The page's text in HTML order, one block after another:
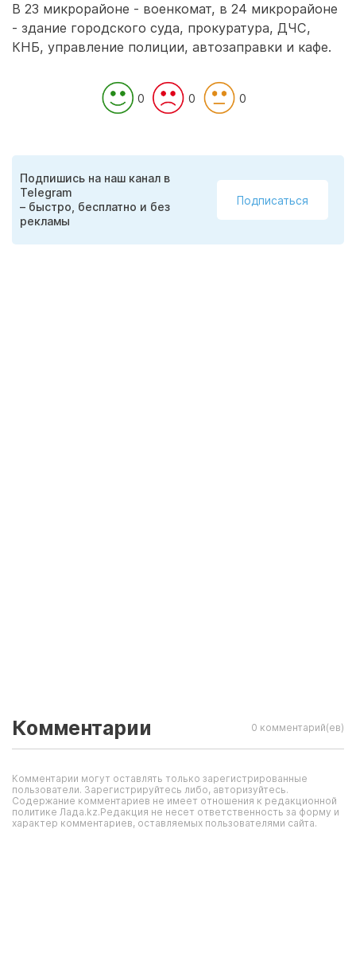
В 23 микрорайоне - военкомат, в 24 микрорайоне
- здание городского суда, прокуратура, ДЧС,
КНБ, управление полиции, автозаправки и кафе.
0 0 0
Подпишись на наш канал в
Telegram
– быстро, бесплатно и без
рекламы
Подписаться
Комментарии 0 комментарий(ев)
Комментарии могут оставлять только зарегистрированные
пользователи. Зарегистрируйтесь либо, авторизуйтесь.
Содержание комментариев не имеет отношения к редакционной
политике Лада.kz.Редакция не несет ответственность за форму и
характер комментариев, оставляемых пользователями сайта.